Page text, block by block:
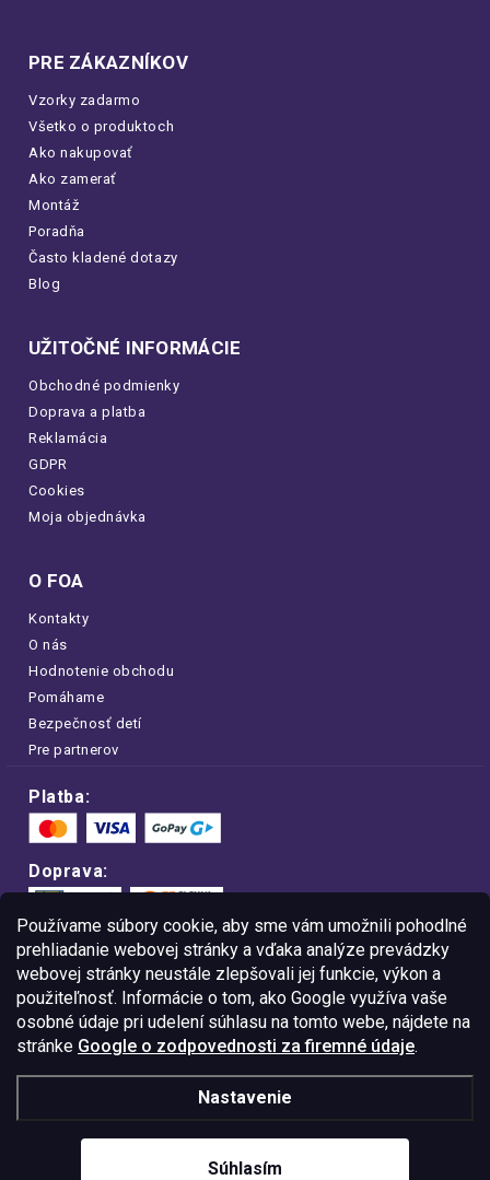
Používame súbory cookie, aby sme vám umožnili pohodlné
prehliadanie webovej stránky a vďaka analýze prevádzky
webovej stránky neustále zlepšovali jej funkcie, výkon a
použiteľnosť. Informácie o tom, ako Google využíva vaše
osobné údaje pri udelení súhlasu na tomto webe, nájdete na
stránke Google o zodpovednosti za firemné údaje.
Nastavenie
Súhlasím
PRE ZÁKAZNÍKOV
Vzorky zadarmo
Všetko o produktoch
Ako nakupovať
Ako zamerať
Montáž
Poradňa
Často kladené dotazy
Blog
UŽITOČNÉ INFORMÁCIE
Obchodné podmienky
Doprava a platba
Reklamácia
GDPR
Cookies
Moja objednávka
O FOA
Kontakty
O nás
Hodnotenie obchodu
Pomáhame
Bezpečnosť detí
Pre partnerov
Platba:
Doprava:
Nakupujte na FOA bezpečne a bez obáv.
Vďaka protokolu HTTPS sú vaše citlivé
dáta v úplnom bezpečí.
© Copyright2026Westlogic Slovakia s.r.o.,
Gajova 4, Bratislava, 811 09